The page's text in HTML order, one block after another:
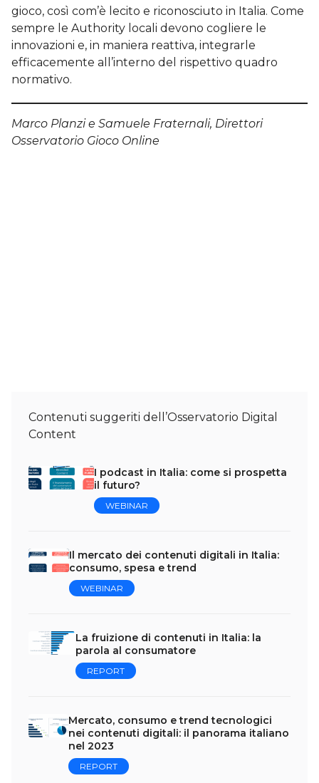
gioco, così com’è lecito e riconosciuto in Italia. Come
sempre le Authority locali devono cogliere le
innovazioni e, in maniera reattiva, integrarle
efficacemente all’interno del rispettivo quadro
normativo.
Marco Planzi e Samuele Fraternali, Direttori
Osservatorio Gioco Online
Contenuti suggeriti dell’Osservatorio Digital
Content
I podcast in Italia: come si prospetta
il futuro?
WEBINAR
Il mercato dei contenuti digitali in Italia:
consumo, spesa e trend
WEBINAR
La fruizione di contenuti in Italia: la
parola al consumatore
REPORT
Mercato, consumo e trend tecnologici
nei contenuti digitali: il panorama italiano
nel 2023
REPORT